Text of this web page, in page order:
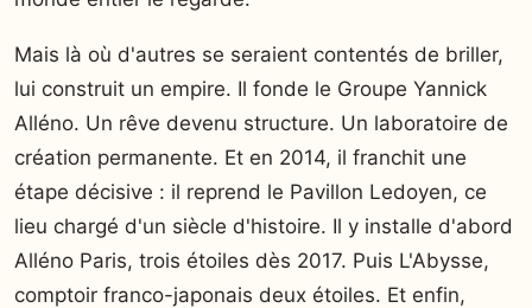
Mais là où d'autres se seraient contentés de briller,
lui construit un empire. Il fonde le Groupe Yannick
Alléno. Un rêve devenu structure. Un laboratoire de
création permanente. Et en 2014, il franchit une
étape décisive : il reprend le Pavillon Ledoyen, ce
lieu chargé d'un siècle d'histoire. Il y installe d'abord
Alléno Paris, trois étoiles dès 2017. Puis L'Abysse,
comptoir franco-japonais deux étoiles. Et enfin,